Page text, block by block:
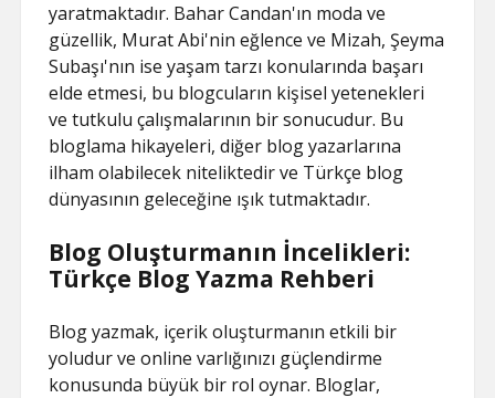
yaratmaktadır. Bahar Candan'ın moda ve
güzellik, Murat Abi'nin eğlence ve Mizah, Şeyma
Subaşı'nın ise yaşam tarzı konularında başarı
elde etmesi, bu blogcuların kişisel yetenekleri
ve tutkulu çalışmalarının bir sonucudur. Bu
bloglama hikayeleri, diğer blog yazarlarına
ilham olabilecek niteliktedir ve Türkçe blog
dünyasının geleceğine ışık tutmaktadır.
Blog Oluşturmanın İncelikleri:
Türkçe Blog Yazma Rehberi
Blog yazmak, içerik oluşturmanın etkili bir
yoludur ve online varlığınızı güçlendirme
konusunda büyük bir rol oynar. Bloglar,